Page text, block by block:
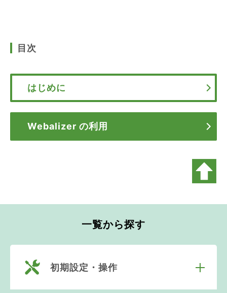
目次
はじめに
Webalizer の利用
一覧から探す
初期設定・操作